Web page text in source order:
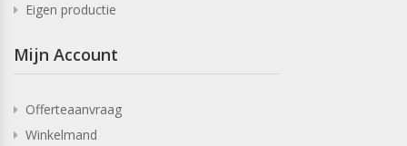
Eigen productie
Mijn Account
Offerteaanvraag
Winkelmand